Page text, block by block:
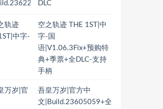
DLC
空之轨迹 THE 1ST|中
字-国
语|V1.06.3Fix+预购特
典+季票+全DLC-支持
手柄
吾皇万岁|官方中
文|Build.23605059+全